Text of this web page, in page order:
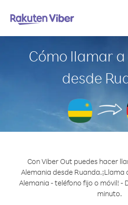
Cómo llamar
desde
Con Viber Out puedes hacer
Alemania desde Ruanda.¡Llama
Alemania - teléfono fijo o móvil! -
minuto.